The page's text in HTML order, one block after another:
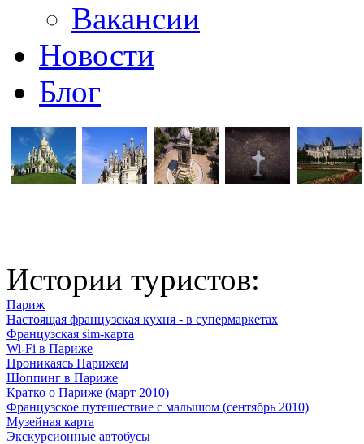
Вакансии
Новости
Блог
Истории туристов:
Париж
Настоящая французская кухня - в супермаркетах
Французская sim-карта
Wi-Fi в Париже
Проникаясь Парижем
Шоппинг в Париже
Кратко о Париже (март 2010)
Французское путешествие с малышом (сентябрь 2010)
Музейная карта
Экскурсионные автобусы